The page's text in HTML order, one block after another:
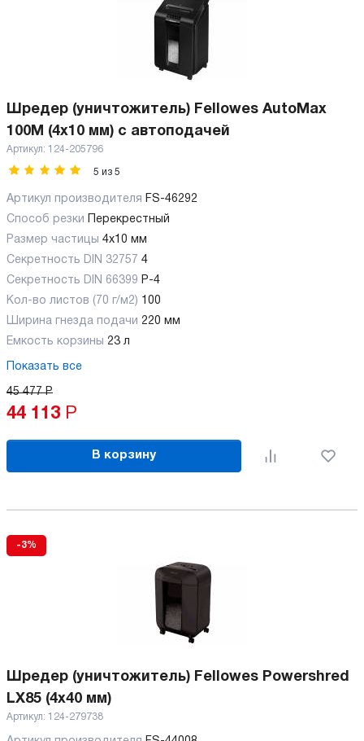
Шредер (уничтожитель) Fellowes AutoMax
100M (4x10 мм) с автоподачей
Артикул: 124-205796
5 из 5
Артикул производителя FS-46292
Способ резки
Перекрестный
Размер частицы 4х10 мм
Секретность DIN 32757 4
Секретность DIN 66399 P-4
Кол-во листов (70 г/м2) 100
Ширина гнезда подачи 220 мм
Емкость корзины 23 л
Показать все
45 477 Р
44 113 Р
В корзину
-3%
Шредер (уничтожитель) Fellowes Powershred
LX85 (4x40 мм)
Артикул: 124-279738